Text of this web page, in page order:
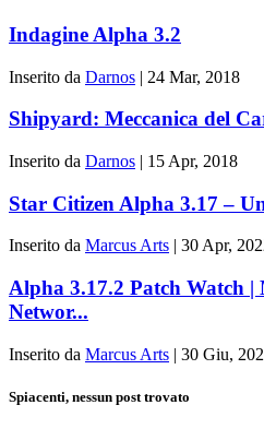
Indagine Alpha 3.2
Inserito da Darnos | 24 Mar, 2018
Shipyard: Meccanica del
Inserito da Darnos | 15 Apr, 2018
Star Citizen Alpha 3.17 –
Inserito da Marcus Arts 30 Apr,
Alpha 3.17.2 Patch Watch
Networ...
Inserito da Marcus Arts | 30 Giu,
Spiacenti, nessun post trovato